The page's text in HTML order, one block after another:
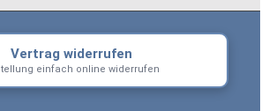
Vertrag widerrufen
einfach online widerrufen